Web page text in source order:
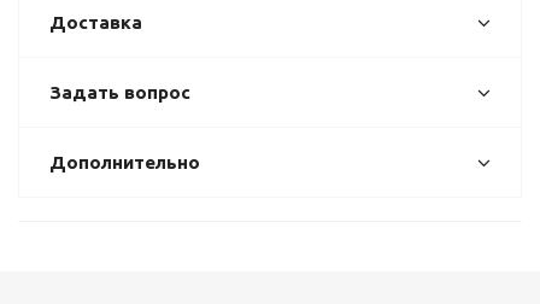
Доставка
Задать вопрос
Дополнительно